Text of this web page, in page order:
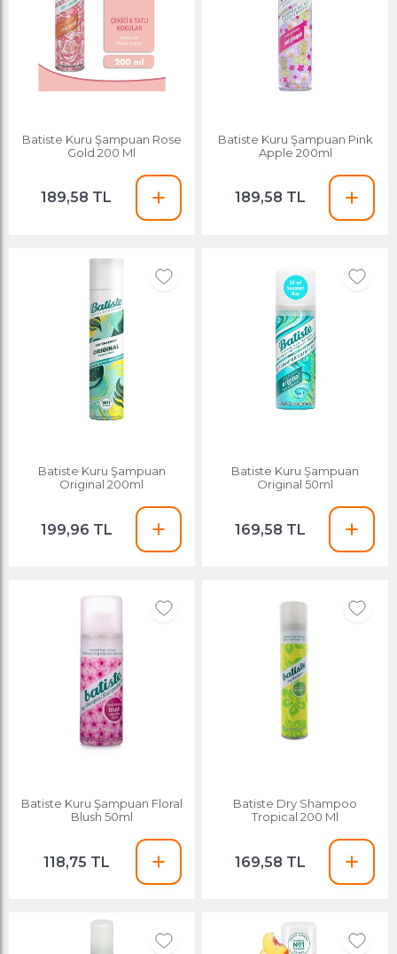
Batiste Kuru Şampuan Rose
Gold 200 Ml
189,58 TL
Batiste Kuru Şampuan Pink
Apple 200ml
189,58 TL
Batiste Kuru Şampuan
Original 200ml
199,96 TL
Batiste Kuru Şampuan
Original 50ml
169,58 TL
Batiste Kuru Şampuan Floral
Blush 50ml
118,75 TL
Batiste Dry Shampoo
Tropical 200 Ml
169,58 TL